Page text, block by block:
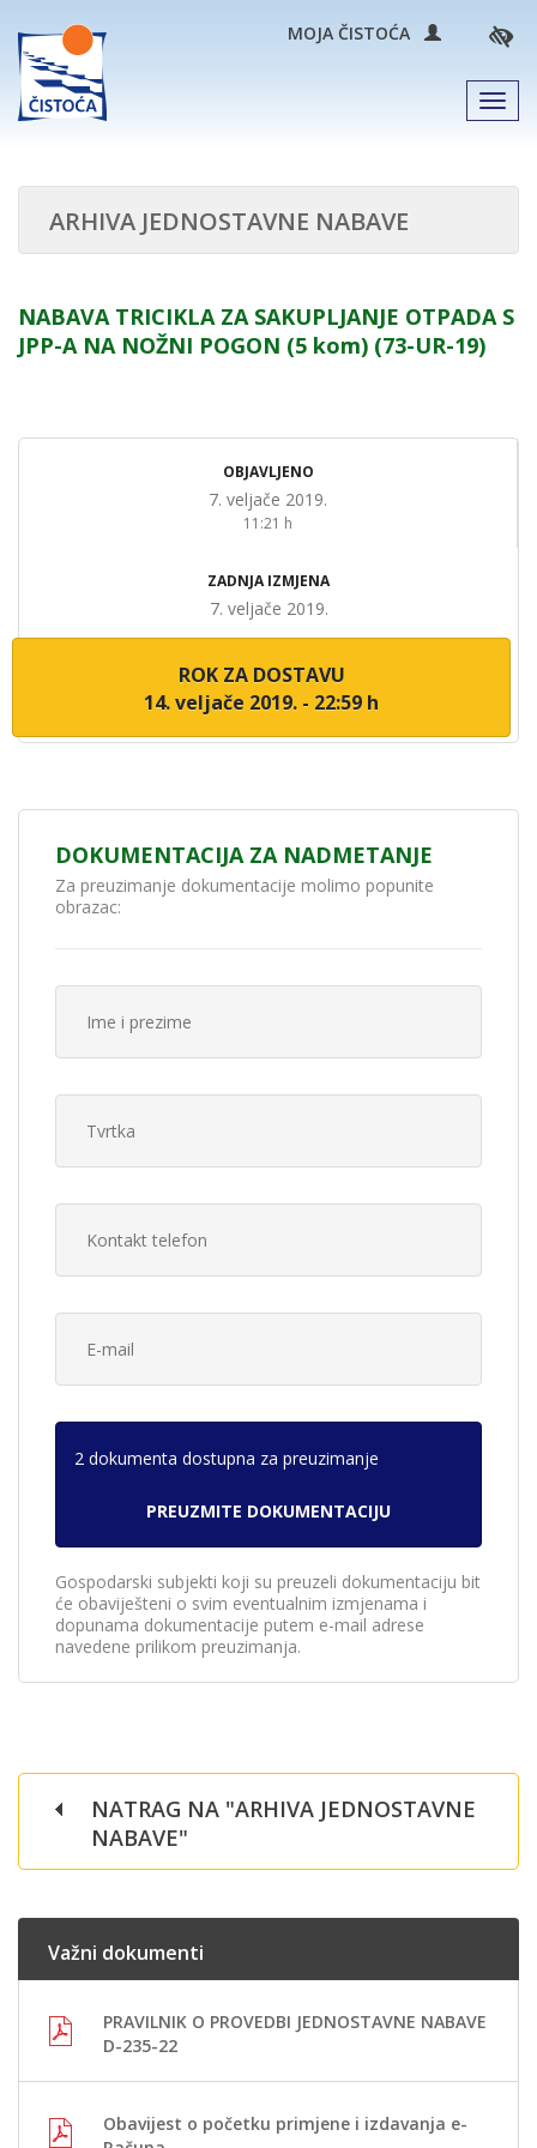
MOJA ČISTOĆA
ARHIVA JEDNOSTAVNE NABAVE
NABAVA TRICIKLA ZA SAKUPLJANJE OTPADA S
JPP-A NA NOŽNI POGON (5 kom) (73-UR-19)
OBJAVLJENO
7. veljače 2019.
11:21 h
ZADNJA IZMJENA
7. veljače 2019.
ROK ZA DOSTAVU
14. veljače 2019. - 22:59 h
DOKUMENTACIJA ZA NADMETANJE
Za preuzimanje dokumentacije molimo popunite
obrazac:
2 dokumenta dostupna za preuzimanje
Gospodarski subjekti koji su preuzeli dokumentaciju bit
će obaviješteni o svim eventualnim izmjenama i
dopunama dokumentacije putem e-mail adrese
navedene prilikom preuzimanja.
NATRAG NA "ARHIVA JEDNOSTAVNE
NABAVE"
Važni dokumenti
PRAVILNIK O PROVEDBI JEDNOSTAVNE NABAVE
D-235-22
Obavijest o početku primjene i izdavanja e-